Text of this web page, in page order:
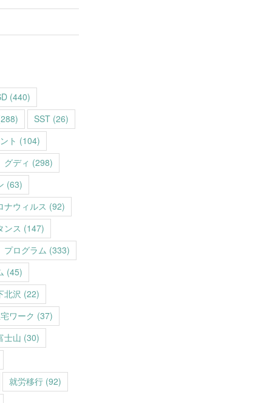
(440)
SST (26)
ト (104)
グディ (298)
(63)
ナウィルス (92)
ンス (147)
プログラム (333)
(45)
北沢 (22)
ワーク (37)
士山 (30)
就労移行 (92)